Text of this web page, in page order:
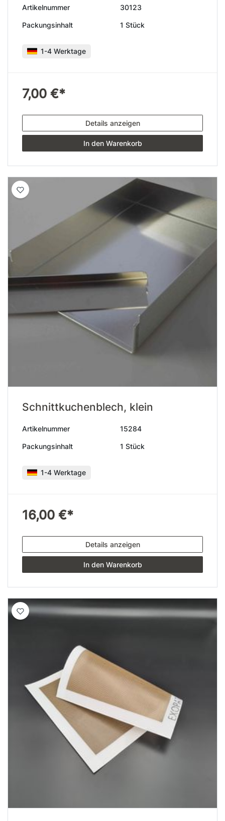
Artikelnummer 30123
Packungsinhalt 1 Stück
1-4 Werktage
7,00 €*
Details anzeigen
In den Warenkorb
Schnittkuchenblech, klein
Artikelnummer 15284
Packungsinhalt 1 Stück
1-4 Werktage
16,00 €*
Details anzeigen
In den Warenkorb